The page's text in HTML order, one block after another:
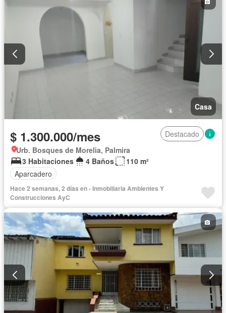
Casa
$ 1.300.000/mes
Destacado
Urb. Bosques de Morelia, Palmira
3 Habitaciones
4 Baños
110 m²
Aparcadero
Hace 2 semanas, 2 días en - Inmobiliaria Ambientes Y
Construcciones AyC